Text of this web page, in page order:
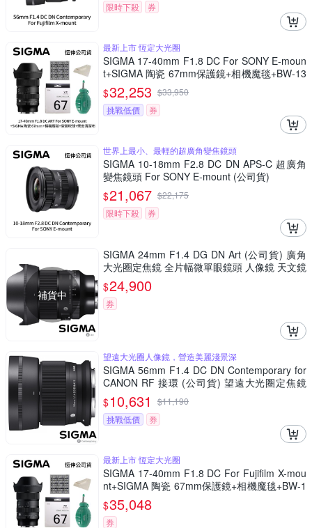
限時下殺
券
最新上市 恆定大光圈
SIGMA 17-40mm F1.8 DC For SONY E-moun
t+SIGMA 陶瓷 67mm保護鏡+相機魔毯+BW-13
0吹球+3030麂皮清潔布 (公司貨)
$32,253 $33,950
挑戰低價
券
世界上最小、最輕的超廣角變焦鏡頭
SIGMA 10-18mm F2.8 DC DN APS-C 超廣角
變焦鏡頭 For SONY E-mount (公司貨)
$21,067 $22,175
限時下殺
券
補貨中
SIGMA 24mm F1.4 DG DN Art (公司貨) 廣角
大光圈定焦鏡 全片幅微單眼鏡頭 人像鏡 天文鏡
$24,900
券
望遠大光圈人像鏡，營造美麗淺景深
SIGMA 56mm F1.4 DC DN Contemporary for
CANON RF 接環 (公司貨) 望遠大光圈定焦鏡
人像鏡 APS-C 無反微單眼專用鏡頭
$10,631 $11,190
挑戰低價
券
最新上市 恆定大光圈
SIGMA 17-40mm F1.8 DC For Fujifilm X-mou
nt+SIGMA 陶瓷 67mm保護鏡+相機魔毯+BW-1
30吹球+3030麂皮清潔布 (公司貨)
$35,048
券